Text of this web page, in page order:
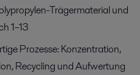
Trägermaterial und
1–13
Prozesse: Konzentration,
Recycling und Aufwertung